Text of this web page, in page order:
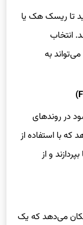
تا ریسک هک یا
انتخاب
به
در روندهای
که با استفاده از
و از
می‌دهد که یک